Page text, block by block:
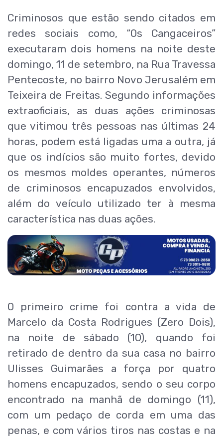
Criminosos que estão sendo citados em
redes sociais como, “Os Cangaceiros”
executaram dois homens na noite deste
domingo, 11 de setembro, na Rua Travessa
Pentecoste, no bairro Novo Jerusalém em
Teixeira de Freitas. Segundo informações
extraoficiais, as duas ações criminosas
que vitimou três pessoas nas últimas 24
horas, podem está ligadas uma a outra, já
que os indícios são muito fortes, devido
os mesmos moldes operantes, números
de criminosos encapuzados envolvidos,
além do veículo utilizado ter à mesma
característica nas duas ações.
O primeiro crime foi contra a vida de
Marcelo da Costa Rodrigues (Zero Dois),
na noite de sábado (10), quando foi
retirado de dentro da sua casa no bairro
Ulisses Guimarães a força por quatro
homens encapuzados, sendo o seu corpo
encontrado na manhã de domingo (11),
com um pedaço de corda em uma das
penas, e com vários tiros nas costas e na